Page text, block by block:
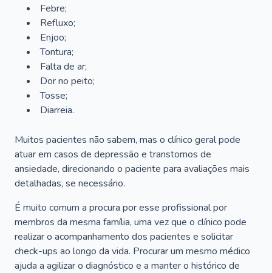
Febre;
Refluxo;
Enjoo;
Tontura;
Falta de ar;
Dor no peito;
Tosse;
Diarreia.
Muitos pacientes não sabem, mas o clínico geral pode
atuar em casos de depressão e transtornos de
ansiedade, direcionando o paciente para avaliações mais
detalhadas, se necessário.
É muito comum a procura por esse profissional por
membros da mesma família, uma vez que o clínico pode
realizar o acompanhamento dos pacientes e solicitar
check-ups ao longo da vida. Procurar um mesmo médico
ajuda a agilizar o diagnóstico e a manter o histórico de